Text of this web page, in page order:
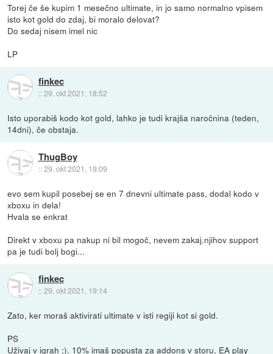
Torej če še kupim 1 mesečno ultimate, in jo samo normalno vpisem
isto kot gold do zdaj, bi moralo delovat?
Do sedaj nisem imel nic
LP
finkec
::29. okt 2021, 18:52
Isto uporabiš kodo kot gold, lahko je tudi krajša naročnina (teden,
14dni), če obstaja.
ThugBoy
::29. okt 2021, 19:09
evo sem kupil posebej se en 7 dnevni ultimate pass, dodal kodo v
xboxu in dela!
Hvala se enkrat
Direkt v xboxu pa nakup ni bil mogoč, nevem zakaj.njihov support
pa je tudi bolj bogi...
finkec
::29. okt 2021, 19:14
Zato, ker moraš aktivirati ultimate v isti regiji kot si gold.
PS
Uživaj v igrah ;). 10% imaš popusta za addons v storu, EA play